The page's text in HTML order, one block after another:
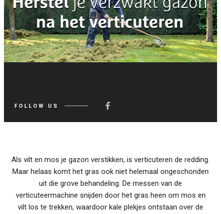
FOLLOW US
Als vilt en mos je gazon verstikken, is verticuteren de redding.
Maar helaas komt het gras ook niet helemaal ongeschonden
uit die grove behandeling. De messen van de
verticuteermachine snijden door het gras heen om mos en
vilt los te trekken, waardoor kale plekjes ontstaan over de